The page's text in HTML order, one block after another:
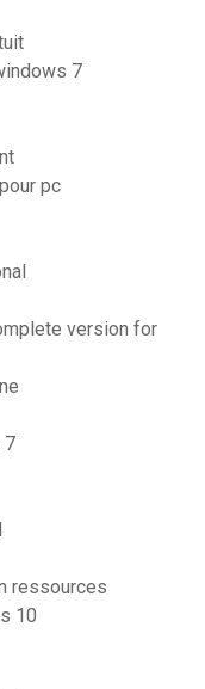
7
pc
version for
7
ressources
10